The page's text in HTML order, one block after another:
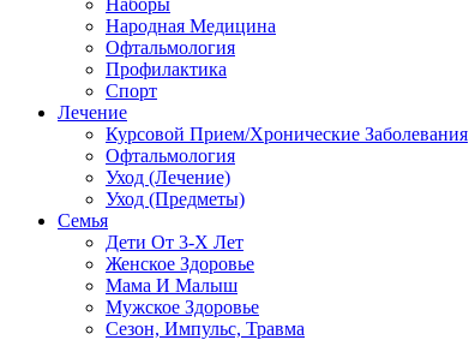
Наборы
Народная Медицина
Офтальмология
Профилактика
Спорт
Лечение
Курсовой Прием/Хронические Заболевания
Офтальмология
Уход (Лечение)
Уход (Предметы)
Семья
Дети От 3-Х Лет
Женское Здоровье
Мама И Малыш
Мужское Здоровье
Сезон, Импульс, Травма